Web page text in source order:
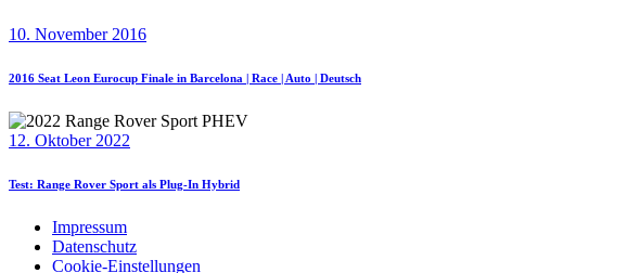
10. November 2016
2016 Seat Leon Eurocup Finale in Barcelona | Race | Auto | Deutsch
12. Oktober 2022
Test: Range Rover Sport als Plug-In Hybrid
Impressum
Datenschutz
Cookie-Einstellungen